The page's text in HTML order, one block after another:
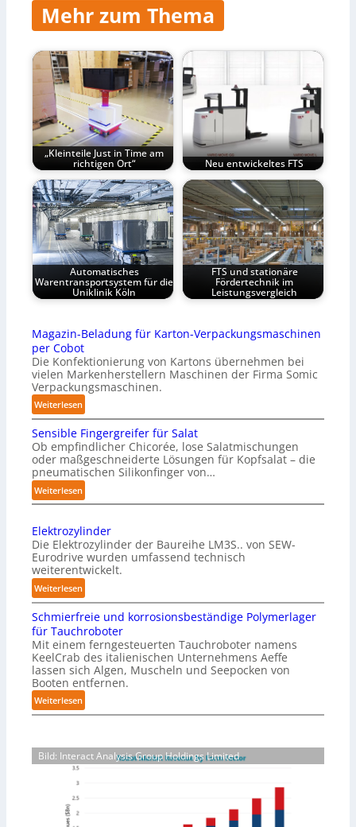
Mehr zum Thema
„Kleinteile Just in Time am
richtigen Ort“ Neu entwickeltes FTS
Automatisches
Warentransportsystem für die
Uniklinik Köln
FTS und stationäre
Fördertechnik im
Leistungsvergleich
Magazin-Beladung für Karton-Verpackungsmaschinen
per Cobot
Die Konfektionierung von Kartons übernehmen bei
vielen Markenherstellern Maschinen der Firma Somic
Verpackungsmaschinen.
Weiterlesen:
M
a
g
a
z
i
-
B
e
l
d
u
n
g
f
ü
r
K
t
o
Sensible Fingergreifer für Salat
Ob empfindlicher Chicorée, lose Salatmischungen
oder maßgeschneiderte Lösungen für Kopfsalat – die
pneumatischen Silikonfinger von…
Weiterlesen:
S
n
s
i
b
l
F
i
n
g
e
r
g
e
i
Elektrozylinder
Die Elektrozylinder der Baureihe LM3S.. von SEW-
Eurodrive wurden umfassend technisch
weiterentwickelt.
Weiterlesen:
E
l
e
k
t
r
o
z
i
Schmierfreie und korrosionsbeständige Polymerlager
für Tauchroboter
Mit einem ferngesteuerten Tauchroboter namens
KeelCrab des italienischen Unternehmens Aeffe
lassen sich Algen, Muscheln und Seepocken von
Booten entfernen.
Weiterlesen:
S
h
m
Bild: Interact Analysis Group Holdings Limited